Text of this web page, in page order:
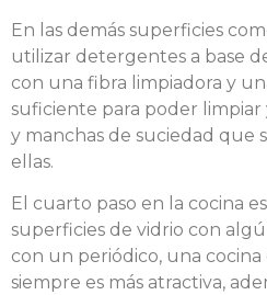
En las demás superficies
utilizar detergentes a base
con una fibra limpiadora y
suficiente para poder
y manchas de suciedad que
ellas.
El cuarto paso en la cocina
superficies de vidrio con
con un periódico, una cocina
siempre es más atractiva,